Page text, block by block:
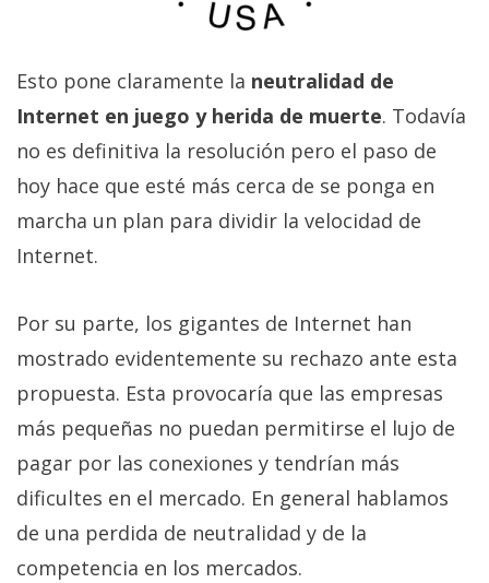
El medio de
comunicación
encontrarás
todas las
noticias sobre
tecnología,
apps,
informática,
videojuegos,
trucos y
tutoriales.
El Grupo
Informático
(CC) 2006-
2026.
derechos
reservados.
Esto pone claramente la neutralidad de
Internet en juego y herida de muerte. Todavía
no es definitiva la resolución pero el paso de
hoy hace que esté más cerca de se ponga en
marcha un plan para dividir la velocidad de
Internet.
Por su parte, los gigantes de Internet han
mostrado evidentemente su rechazo ante esta
propuesta. Esta provocaría que las empresas
más pequeñas no puedan permitirse el lujo de
pagar por las conexiones y tendrían más
dificultes en el mercado. En general hablamos
de una perdida de neutralidad y de la
competencia en los mercados.